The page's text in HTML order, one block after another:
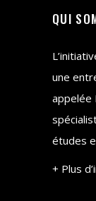
QUI
une
appelée
études
+ Plus